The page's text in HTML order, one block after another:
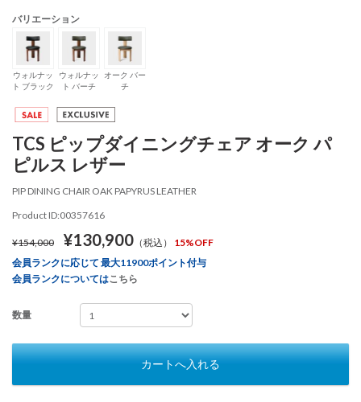
バリエーション
ウォルナッ
ト ブラック
ウォルナッ
ト バーチ
オーク バー
チ
TCS ピップダイニングチェア オーク パ
ピルス レザー
PIP DINING CHAIR OAK PAPYRUS LEATHER
Product ID:00357616
¥154,000 ¥130,900 （税込） 15%OFF
会員ランクに応じて 最大11900ポイント付与
会員ランクについてはこちら
数量
カートへ入れる